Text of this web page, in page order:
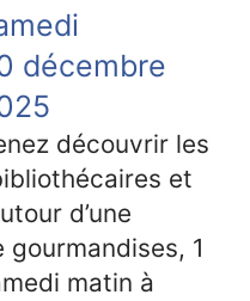
décembre
découvrir les
et
d’une
1
matin à